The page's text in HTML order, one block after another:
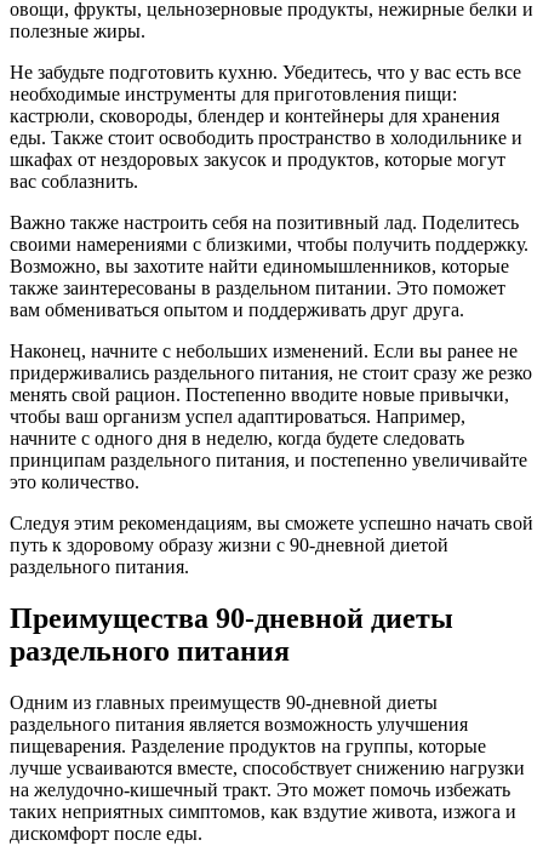
овощи, фрукты, цельнозерновые продукты, нежирные белки и
полезные жиры.
Не забудьте подготовить кухню. Убедитесь, что у вас есть все
необходимые инструменты для приготовления пищи:
кастрюли, сковороды, блендер и контейнеры для хранения
еды. Также стоит освободить пространство в холодильнике и
шкафах от нездоровых закусок и продуктов, которые могут
вас соблазнить.
Важно также настроить себя на позитивный лад. Поделитесь
своими намерениями с близкими, чтобы получить поддержку.
Возможно, вы захотите найти единомышленников, которые
также заинтересованы в раздельном питании. Это поможет
вам обмениваться опытом и поддерживать друг друга.
Наконец, начните с небольших изменений. Если вы ранее не
придерживались раздельного питания, не стоит сразу же резко
менять свой рацион. Постепенно вводите новые привычки,
чтобы ваш организм успел адаптироваться. Например,
начните с одного дня в неделю, когда будете следовать
принципам раздельного питания, и постепенно увеличивайте
это количество.
Следуя этим рекомендациям, вы сможете успешно начать свой
путь к здоровому образу жизни с 90-дневной диетой
раздельного питания.
Преимущества 90-дневной диеты
раздельного питания
Одним из главных преимуществ 90-дневной диеты
раздельного питания является возможность улучшения
пищеварения. Разделение продуктов на группы, которые
лучше усваиваются вместе, способствует снижению нагрузки
на желудочно-кишечный тракт. Это может помочь избежать
таких неприятных симптомов, как вздутие живота, изжога и
дискомфорт после еды.